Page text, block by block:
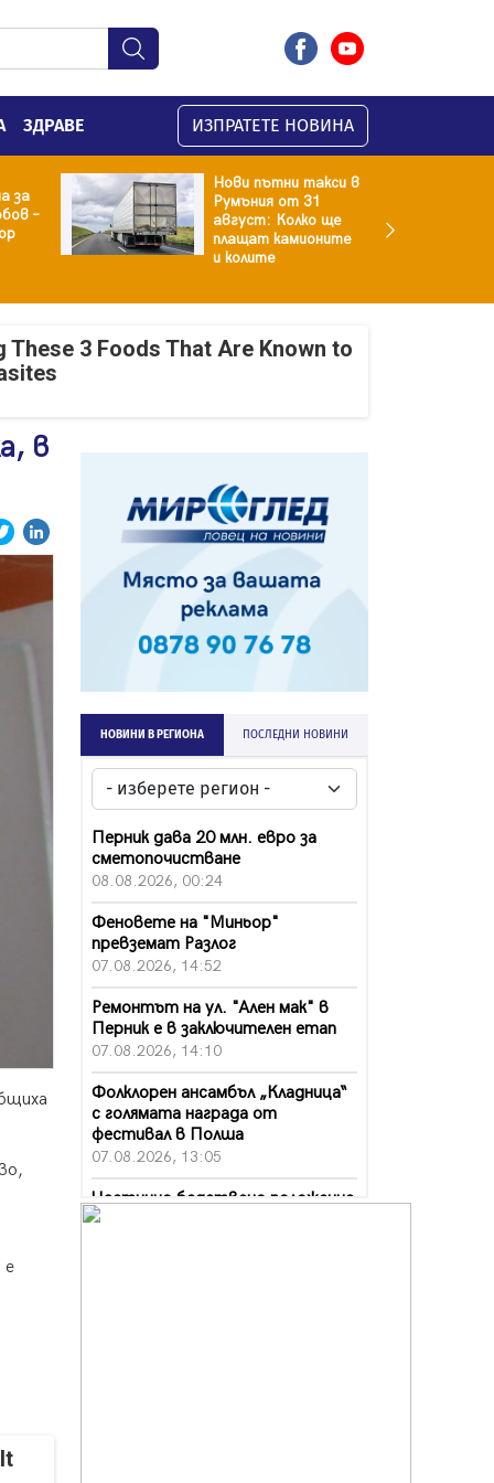
ЗДРАВЕ ИЗПРАТЕТЕ НОВИНА
за
–
Нови пътни такси в
Румъния от 31
август: Колко ще
плащат камионите
и колите
These 3 Foods That Are Known to
в
е
НОВИНИ В РЕГИОНА ПОСЛЕДНИ НОВИНИ
Перник дава 20 млн. евро за
сметопочистване
08.08.2026, 00:24
Феновете на "Миньор"
превземат Разлог
07.08.2026, 14:52
Ремонтът на ул. "Ален мак" в
Перник е в заключителен етап
07.08.2026, 14:10
Фолклорен ансамбъл „Кладница“
с голямата награда от
фестивал в Полша
07.08.2026, 13:05
Частично бедствено положение
в Перник заради пропаднал път,